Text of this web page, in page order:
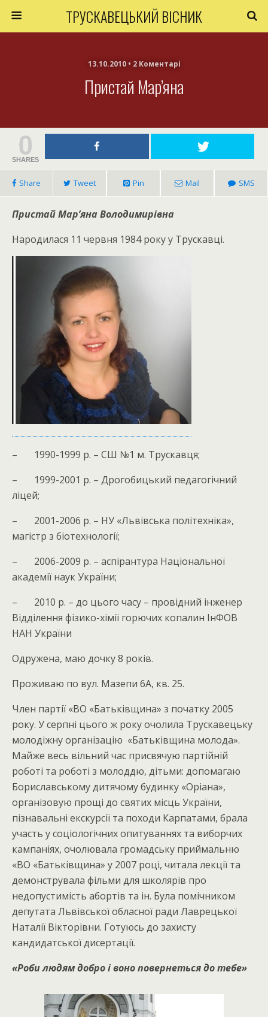
ТРУСКАВЕЦЬКИЙ ВІСНИК
13.10.2010 • 2 Коментарі
Пристай Мар’яна
0
SHARES
Share Tweet Pin Mail SMS
Пристай Мар’яна Володимирівна
Народилася 11 червня 1984 року у Трускавці.
– 1990-1999 р. – СШ №1 м. Трускавця;
– 1999-2001 р. – Дрогобицький педагогічний
ліцей;
– 2001-2006 р. – НУ «Львівська політехніка»,
магістр з біотехнології;
– 2006-2009 р. – аспірантура Національної
академії наук України;
– 2010 р. – до цього часу – провідний інженер
Відділення фізико-хімії горючих копалин ІнФОВ
НАН України
Одружена, маю дочку 8 років.
Проживаю по вул. Мазепи 6А, кв. 25.
Член партії «ВО «Батьківщина» з початку 2005
року. У серпні цього ж року очолила Трускавецьку
молодіжну організацію «Батьківщина молода».
Майже весь вільний час присвячую партійній
роботі та роботі з молоддю, дітьми: допомагаю
Бориславському дитячому будинку «Оріана»,
організовую прощі до святих місць України,
пізнавальні екскурсії та походи Карпатами, брала
участь у соціологічних опитуваннях та виборчих
кампаніях, очолювала громадську приймальню
«ВО «Батьківщина» у 2007 році, читала лекції та
демонструвала фільми для школярів про
недопустимість абортів та ін. Була помічником
депутата Львівської обласної ради Лаврецької
Наталії Вікторівни. Готуюсь до захисту
кандидатської дисертації.
«Роби людям добро і воно повернеться до тебе»